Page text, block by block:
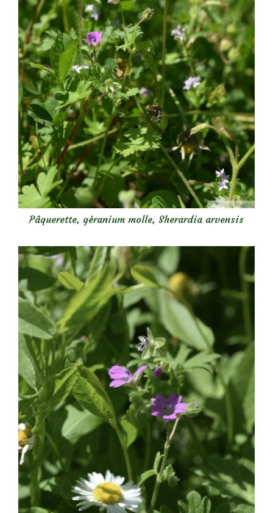
Pâquerette, géranium molle, Sherardia arvensis